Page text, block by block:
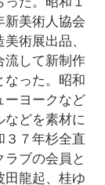
新美術人協会
術展出品、
流して新制作
なった。昭和
ーヨークなど
などを素材に
３７年杉全直
ブの会員と
田龍起、桂ゆ